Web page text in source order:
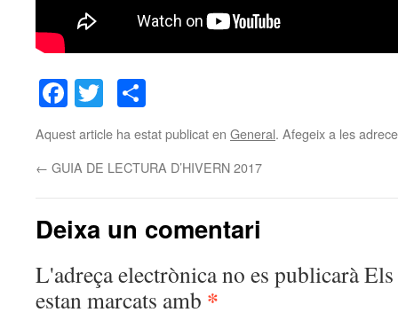
Facebook
Twitter
Aquest article ha estat publicat en General. Afegeix a les
← GUIA DE LECTURA D’HIVERN 2017
Deixa un comentari
L'adreça electrònica no es publicaràEls
estan marcats amb *